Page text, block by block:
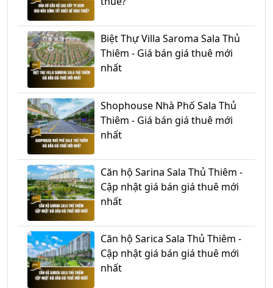
Biệt Thự Villa Saroma Sala Thủ
Thiêm - Giá bán giá thuê mới
nhất
Shophouse Nhà Phố Sala Thủ
Thiêm - Giá bán giá thuê mới
nhất
Căn hộ Sarina Sala Thủ Thiêm -
Cập nhật giá bán giá thuê mới
nhất
Căn hộ Sarica Sala Thủ Thiêm -
Cập nhật giá bán giá thuê mới
nhất